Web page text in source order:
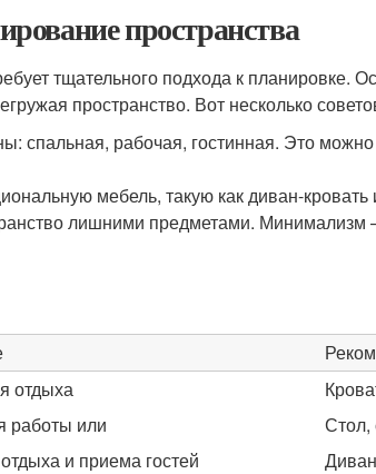
пространства
тщательного подхода к планировке.
пространство. Вот несколько
спальная, рабочая, гостинная. Это
мебель, такую как диван-
лишними предметами. Минимализм
отдыха
работы или
Стол,
и приема гостей